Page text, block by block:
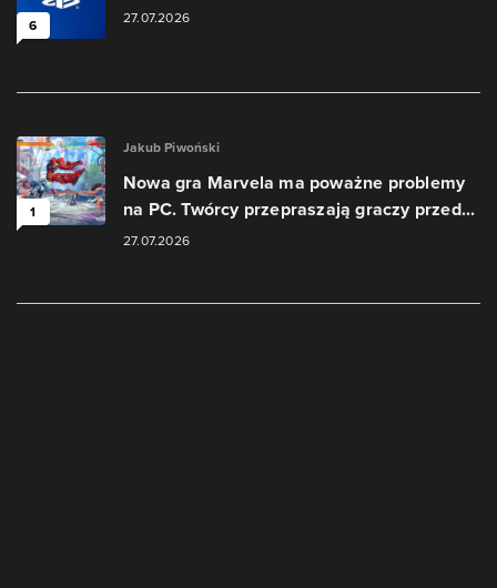
6 27.07.2026
1
Jakub Piwoński
Nowa gra Marvela ma poważne problemy
na PC. Twórcy przepraszają graczy przed...
27.07.2026